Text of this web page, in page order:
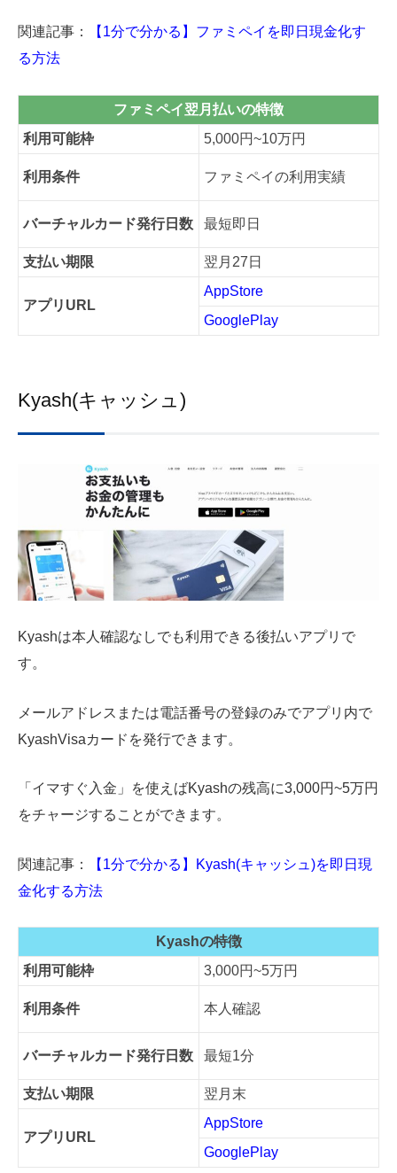
関連記事：
【1分で分かる】ファミペイを即日現金化す
る方法
ファミペイ翌月払いの特徴
利用可能枠
5,000円~10万円
利用条件 ファミペイの利用実績
バーチャルカード発行日数 最短即日
支払い期限 翌月27日
アプリURL
AppStore
GooglePlay
Kyash(キャッシュ)
Kyashは本人確認なしでも利用できる後払いアプリで
す。
メールアドレスまたは電話番号の登録のみでアプリ内で
KyashVisaカードを発行できます。
「イマすぐ入金」を使えばKyashの残高に3,000円~5万円
をチャージすることができます。
関連記事：
【1分で分かる】Kyash(キャッシュ)を即日現
金化する方法
Kyashの特徴
利用可能枠
3,000円~5万円
利用条件 本人確認
バーチャルカード発行日数 最短1分
支払い期限 翌月末
アプリURL
AppStore
GooglePlay